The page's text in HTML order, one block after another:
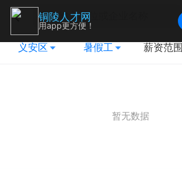
义安区 暑假工 薪资范围
暂无数据
铜陵人才网
用app更方便！